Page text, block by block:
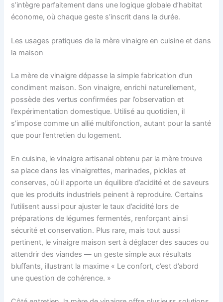
s’intègre parfaitement dans une logique globale d’habitat
économe, où chaque geste s’inscrit dans la durée.
Les usages pratiques de la mère vinaigre en cuisine et dans
la maison
La mère de vinaigre dépasse la simple fabrication d’un
condiment maison. Son vinaigre, enrichi naturellement,
possède des vertus confirmées par l’observation et
l’expérimentation domestique. Utilisé au quotidien, il
s’impose comme un allié multifonction, autant pour la santé
que pour l’entretien du logement.
En cuisine, le vinaigre artisanal obtenu par la mère trouve
sa place dans les vinaigrettes, marinades, pickles et
conserves, où il apporte un équilibre d’acidité et de saveurs
que les produits industriels peinent à reproduire. Certains
l’utilisent aussi pour ajuster le taux d’acidité lors de
préparations de légumes fermentés, renforçant ainsi
sécurité et conservation. Plus rare, mais tout aussi
pertinent, le vinaigre maison sert à déglacer des sauces ou
attendrir des viandes — un geste simple aux résultats
bluffants, illustrant la maxime « Le confort, c’est d’abord
une question de cohérence. »